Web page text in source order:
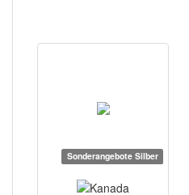
Sonderangebote Silber